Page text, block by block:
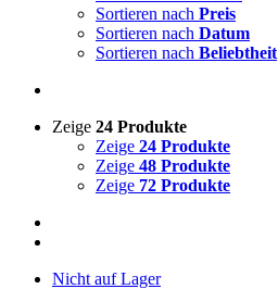
Sortieren nach Preis
Sortieren nach Datum
Sortieren nach Beliebtheit
Zeige 24 Produkte
Zeige 24 Produkte
Zeige 48 Produkte
Zeige 72 Produkte
Nicht auf Lager